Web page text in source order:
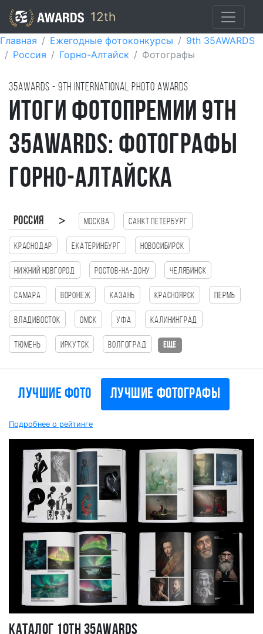
12th
Главная Ежегодные фотоконкурсы
9th 35AWARDS
Россия
Горно-Алтайск Фотографы
35AWARDS - 9TH international photo awards
Итоги фотопремии 9th
35AWARDS: фотографы
Горно-Алтайска
Россия > Москва Санкт Петербург
Краснодар Екатеринбург Новосибирск
Нижний Новгород Ростов-на-Дону Челябинск
Самара Воронеж Казань Красноярск Пермь
Владивосток Омск Уфа Калининград
Тюмень Иркутск Волгоград еще
Лучшие фото Лучшие фотографы
Подробнее о рейтинге
Каталог 10TH 35AWARDS